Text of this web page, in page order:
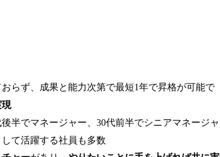
らず、成果と能力次第で最短1年で昇格が可能で
現
後半でマネージャー、30代前半でシニアマネージャ
て活躍する社員も多数